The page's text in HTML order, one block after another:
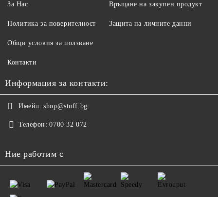
За Нас
Политика за поверителност
Общи условия за ползване
Контакти
Връщане на закупен продукт
Защита на личните данни
Информация за контакти:
Имейл: shop@stuff.bg
Телефон: 0700 32 072
Ние работим с